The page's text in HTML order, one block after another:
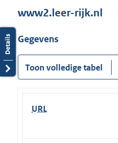
www2.leer-rijk.nl
Gegevens
Toon volledige tabel
URL